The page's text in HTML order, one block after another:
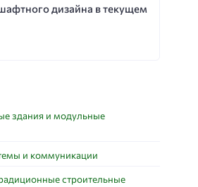
дизайна в текущем
здания и модульные
и коммуникации
строительные